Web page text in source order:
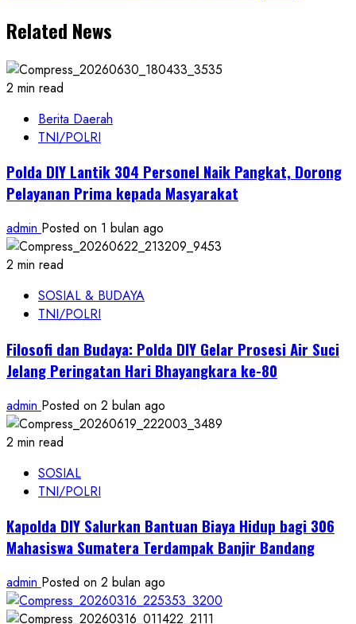
Related News
2 min read
Berita Daerah
TNI/POLRI
Polda DIY Lantik 304 Personel Naik Pangkat, Dorong
Pelayanan Prima kepada Masyarakat
admin Posted on 1 bulan ago
2 min read
SOSIAL & BUDAYA
TNI/POLRI
Filosofi dan Budaya: Polda DIY Gelar Prosesi Air Suci
Jelang Peringatan Hari Bhayangkara ke-80
admin Posted on 2 bulan ago
2 min read
SOSIAL
TNI/POLRI
Kapolda DIY Salurkan Bantuan Biaya Hidup bagi 306
Mahasiswa Sumatera Terdampak Banjir Bandang
admin Posted on 2 bulan ago